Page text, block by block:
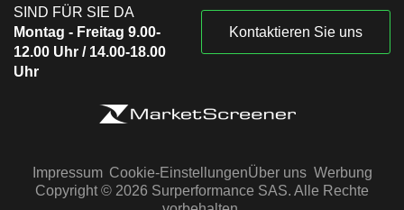
SIND FÜR SIE DA
Montag - Freitag 9.00-
12.00 Uhr / 14.00-18.00
Uhr
Kontaktieren Sie uns
Impressum Cookie-EinstellungenÜber uns Werbung
Copyright © 2026 Surperformance SAS. Alle Rechte